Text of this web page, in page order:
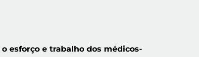
esforço e trabalho dos médicos-